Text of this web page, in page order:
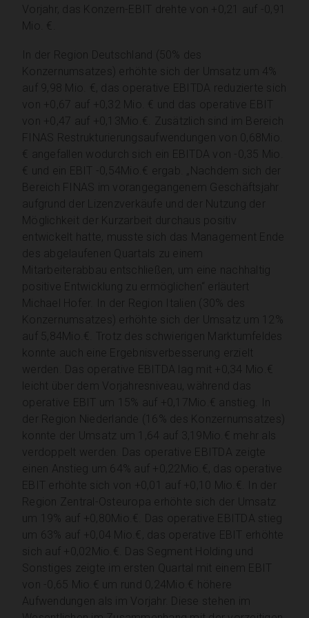
Vorjahr, das Konzern-EBIT drehte von +0,21 auf -0,91
Mio. €.
In der Region Deutschland (50% des
Konzernumsatzes) erhöhte sich der Umsatz um 4%
auf 9,98 Mio. €, das operative EBITDA reduzierte sich
von +0,67 auf +0,32 Mio. € und das operative EBIT
von +0,47 auf +0,13Mio.€. Zusätzlich sind im Bereich
FINAS Restrukturierungsaufwendungen von 0,68Mio.
€ angefallen wodurch sich ein EBITDA von -0,35 Mio.
€ und ein EBIT -0,54Mio.€ ergab. „Nachdem sich der
Bereich FINAS im vorangegangenem Geschäftsjahr
aufgrund der Lizenzverkäufe und der Nutzung der
Möglichkeit der Kurzarbeit durchaus positiv
entwickelt hatte, musste sich das Management Ende
des abgelaufenen Quartals zu einem
Mitarbeiterabbau entschließen, um eine nachhaltig
positive Entwicklung zu ermöglichen“ erläutert
Michael Hofer. In der Region Italien (30% des
Konzernumsatzes) erhöhte sich der Umsatz um 12%
auf 5,84Mio.€. Trotz des schwierigen Marktumfeldes
konnte auch eine Ergebnisverbesserung erzielt
werden. Das operative EBITDA lag mit +0,34 Mio.€
leicht über dem Vorjahresniveau, während das
operative EBIT um 15% auf +0,17Mio.€ anstieg. In
der Region Niederlande (16% des Konzernumsatzes)
konnte der Umsatz um 1,64 auf 3,19Mio.€ mehr als
verdoppelt werden. Das operative EBITDA zeigte
einen Anstieg um 64% auf +0,22Mio.€, das operative
EBIT erhöhte sich von +0,01 auf +0,10 Mio.€. In der
Region Zentral-Osteuropa erhöhte sich der Umsatz
um 19% auf +0,80Mio.€. Das operative EBITDA stieg
um 63% auf +0,04 Mio.€, das operative EBIT erhöhte
sich auf +0,02Mio.€. Das Segment Holding und
Sonstiges zeigte im ersten Quartal mit einem EBIT
von -0,65 Mio.€ um rund 0,24Mio.€ höhere
Aufwendungen als im Vorjahr. Diese stehen im